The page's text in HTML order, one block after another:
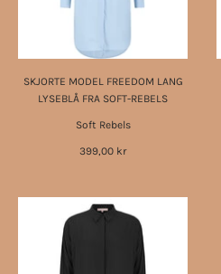
SKJORTE MODEL FREEDOM LANG
LYSEBLÅ FRA SOFT-REBELS
Soft Rebels
399,00 kr